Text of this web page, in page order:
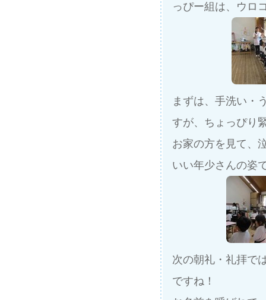
っぴー組は、ウロ
まずは、手洗い・
すが、ちょっぴり
お家の方を見て、
いい年少さんの姿
次の朝礼・礼拝で
ですね！